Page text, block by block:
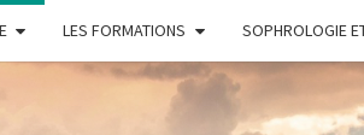
LES FORMATIONS SOPHROLOGIE